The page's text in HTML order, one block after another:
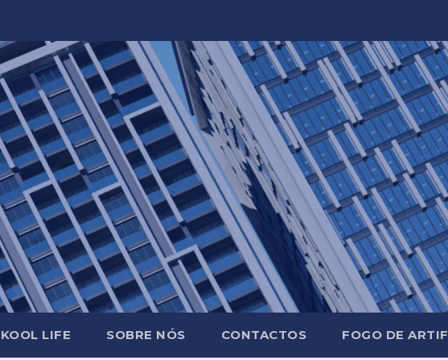
KOOL LIFE SOBRE NÓS CONTACTOS FOGO DE